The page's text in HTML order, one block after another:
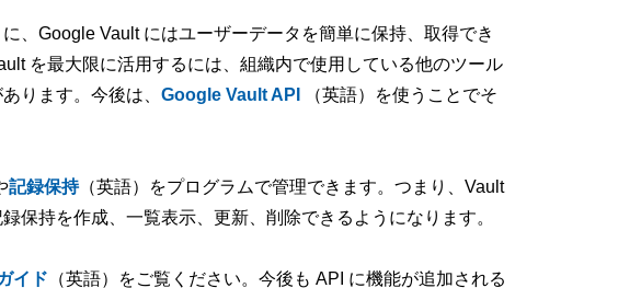
、Google Vault にはユーザーデータを簡単に保持、取得でき
を最大限に活用するには、組織内で使用している他のツール
ります。今後は、 Google Vault API
（英語）を使うことでそ
記録保持（英語）をプログラムで管理できます。つまり、Vault
保持を作成、一覧表示、更新、削除できるようになります。
イド （英語）をご覧ください。今後も API に機能が追加される